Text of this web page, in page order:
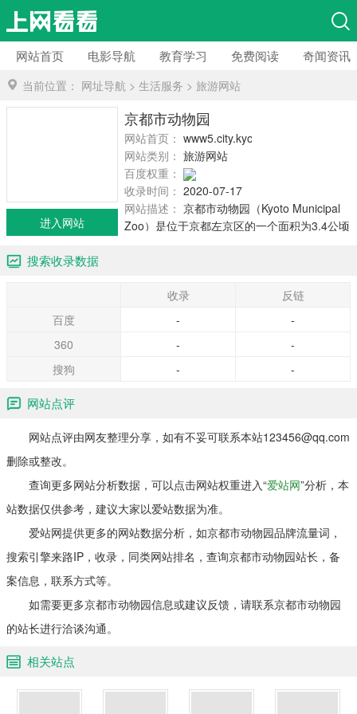
网站首页 电影导航 教育学习 免费阅读 奇闻资讯
当前位置： 网址导航 > 生活服务 > 旅游网站
京都市动物园
网站首页： www5.city.kyoto.jp
网站类别： 旅游网站
百度权重：
收录时间： 2020-07-17
网站描述： 京都市动物园（Kyoto Municipal
Zoo）是位于京都左京区的一个面积为3.4公顷
放，运营第一天共有6591名游客。动物园拥有
进入网站
搜索收录数据
收录
反链
百度
-
-
360
-
-
搜狗
- -
网站点评
网站点评由网友整理分享，如有不妥可联系本站123456@qq.com
删除或整改。
查询更多网站分析数据，可以点击网站权重进入“爱站网”分析，本
站数据仅供参考，建议大家以爱站数据为准。
爱站网提供更多的网站数据分析，如京都市动物园品牌流量词，
搜索引擎来路IP，收录，同类网站排名，查询京都市动物园站长，备
案信息，联系方式等。
如需要更多京都市动物园信息或建议反馈，请联系京都市动物园
的站长进行洽谈沟通。
相关站点